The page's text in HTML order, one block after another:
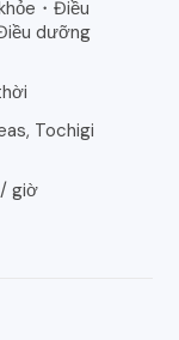
・Điều
dưỡng
Tochigi
/ giờ